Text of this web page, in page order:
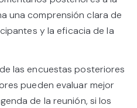
una comprensión clara de
y la eficacia de la
las encuestas posteriores
pueden evaluar mejor
de la reunión, si los